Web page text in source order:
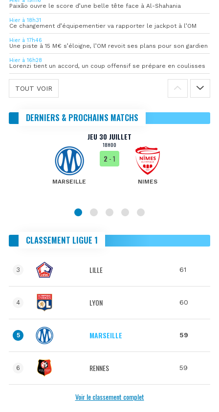
Paixão ouvre le score d’une belle tête face à Al-Shahania
Hier à 18h31
Ce changement d’équipementier va rapporter le jackpot à l’OM
Hier à 17h46
Une piste à 15 M€ s’éloigne, l’OM revoit ses plans pour son gardien
Hier à 16h28
Lorenzi tient un accord, un coup offensif se prépare en coulisses
TOUT VOIR
DERNIERS & PROCHAINS MATCHS
JEU 30 JUILLET
18H00
MARSEILLE
2 - 1
NIMES
CLASSEMENT LIGUE 1
3 LILLE 61
4 LYON 60
5 MARSEILLE 59
6 RENNES 59
Voir le classement complet